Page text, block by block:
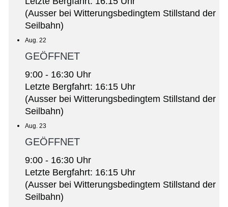
(Ausser bei Witterungsbedingtem Stillstand der
Seilbahn)
Aug. 22
GEÖFFNET
9:00 - 16:30 Uhr
Letzte Bergfahrt: 16:15 Uhr
(Ausser bei Witterungsbedingtem Stillstand der
Seilbahn)
Aug. 23
GEÖFFNET
9:00 - 16:30 Uhr
Letzte Bergfahrt: 16:15 Uhr
(Ausser bei Witterungsbedingtem Stillstand der
Seilbahn)